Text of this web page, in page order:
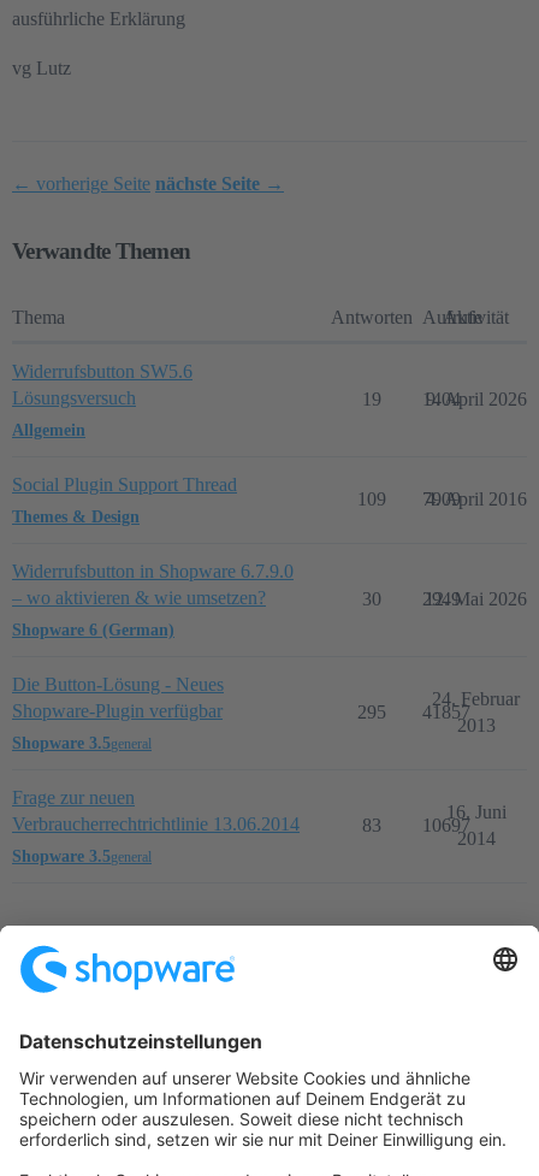
ausführliche Erklärung
vg Lutz
← vorherige Seite nächste Seite →
Verwandte Themen
Thema Antworten Aufrufe
Aktivität
Widerrufsbutton SW5.6
Lösungsversuch
Allgemein
19 1404
9. April 2026
Social Plugin Support Thread
Themes & Design
109 7909
4. April 2016
Widerrufsbutton in Shopware 6.7.9.0
– wo aktivieren & wie umsetzen?
Shopware 6 (German)
30 2949
12. Mai 2026
Die Button-Lösung - Neues
Shopware-Plugin verfügbar
Shopware 3.5general
295 41857
24. Februar
2013
Frage zur neuen
Verbraucherrechtrichtlinie 13.06.2014
Shopware 3.5general
83 10697
16. Juni
2014
Angetrieben vonDiscourse, beste Erfahrung mit aktiviertem